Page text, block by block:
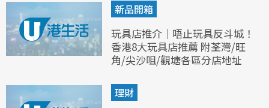
新品開箱
玩具店推介｜唔止玩具反斗城！
香港8大玩具店推薦 附荃灣/旺
角/尖沙咀/觀塘各區分店地址
理財